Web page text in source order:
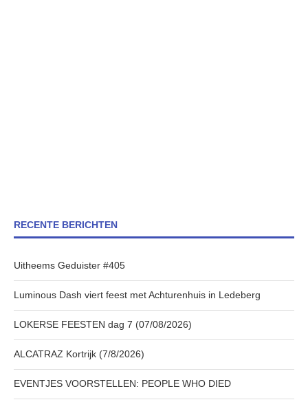
RECENTE BERICHTEN
Uitheems Geduister #405
Luminous Dash viert feest met Achturenhuis in Ledeberg
LOKERSE FEESTEN dag 7 (07/08/2026)
ALCATRAZ Kortrijk (7/8/2026)
EVENTJES VOORSTELLEN: PEOPLE WHO DIED